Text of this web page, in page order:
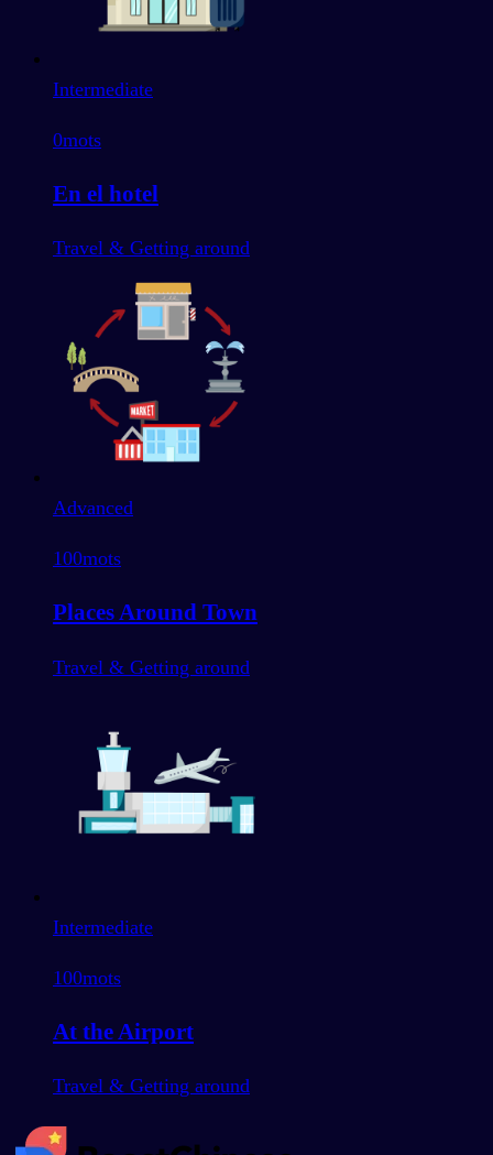
Intermediate
0mots
En el hotel
Travel & Getting around
Advanced
100mots
Places Around Town
Travel & Getting around
Intermediate
100mots
At the Airport
Travel & Getting around